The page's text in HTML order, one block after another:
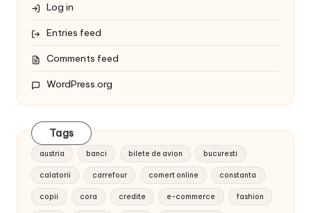
Log in
Entries feed
Comments feed
WordPress.org
Tags
austria banci bilete de avion bucuresti
calatorii carrefour comert online constanta
copii cora credite e-commerce fashion